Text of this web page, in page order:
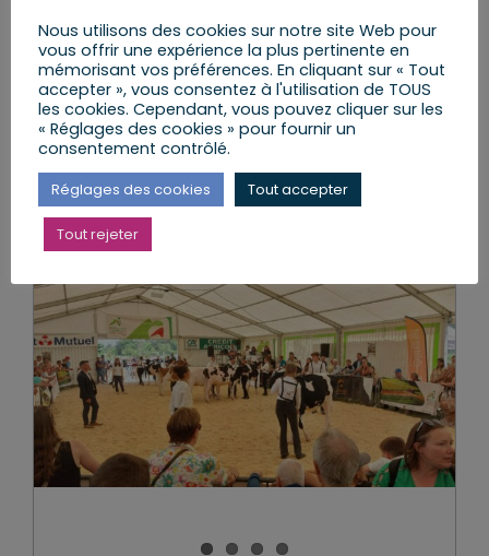
parlementaire,Les Réformes et les Lois ,Mes
Actions
Lire l’article
Nous utilisons des cookies sur notre site Web pour
vous offrir une expérience la plus pertinente en
mémorisant vos préférences. En cliquant sur « Tout
accepter », vous consentez à l'utilisation de TOUS
les cookies. Cependant, vous pouvez cliquer sur les
« Réglages des cookies » pour fournir un
consentement contrôlé.
Réglages des cookies Tout accepter
Tout rejeter